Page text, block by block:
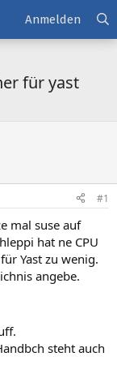
Anmelden
für yast
#1
mal suse auf
hat ne CPU
Yast zu wenig.
angebe.
steht auch